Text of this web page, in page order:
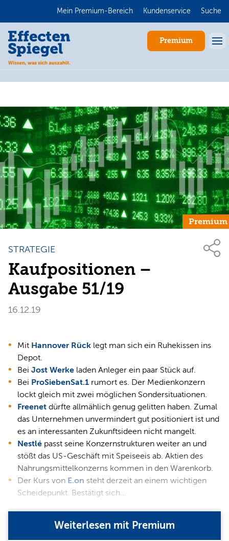
Mein Premium-Bereich Kundenservice Suche
Premium
Premium
STRATEGIE
Kaufpositionen –
Ausgabe 51/19
16.12.19
Mit Hannover Rück legt man sich ein Ruhekissen ins
Depot.
Bei Jost Werke laden Anleger ein paar Stück auf.
Bei ProSiebenSat.1 rumort es. Der Medienkonzern
lockt gleich mit zwei möglichen Sondersituationen.
Freenet dürfte allmählich genug gelitten haben. Zumal
das Unternehmen unvermindert gut positioniert ist und
es an interessanten Zukunftsideen nicht mangelt.
Nestlé passt seine Konzernstrukturen weiter an und
stößt das US-Geschäft mit Speiseeis ab. Aktien des
Nahrungsmittelkonzerns kommen in den Warenkorb.
Der Kurs von E.on steht derzeit an einem wichtigen
Scheidepunkt. Bestätigt sich…
Weiterlesen mit Premium
Anmelden